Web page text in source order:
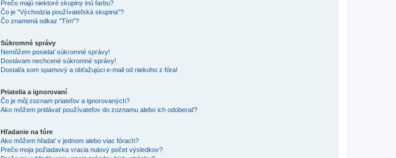
Prečo majú niektoré skupiny inú farbu?
Čo je "Východzia používateľská skupina"?
Čo znamená odkaz "Tím"?
Súkromné správy
Nemôžem posielať súkromné správy!
Dostávam nechcené súkromné správy!
Dostal/a som spamový a obťažujúci e-mail od niekoho z fóra!
Priatelia a ignorovaní
Čo je môj zoznam priateľov a ignorovaných?
Ako môžem pridávať používateľov do zoznamu alebo ich odoberať?
Hľadanie na fóre
Ako môžem hľadať v jednom alebo viac fórach?
Prečo moja požiadavka vracia nulový počet výsledkov?